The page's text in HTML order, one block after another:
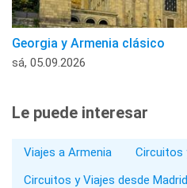
Georgia y Armenia clásico
sá, 05.09.2026
Le puede interesar
Viajes a Armenia
Circuitos
Circuitos y Viajes desde Madrid